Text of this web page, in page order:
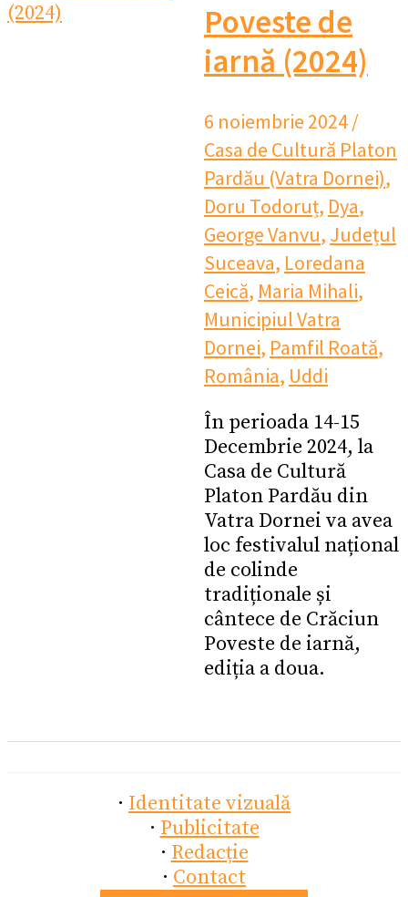
Poveste de
iarnă (2024)
6 noiembrie 2024/
Casa de Cultură Platon
Pardău (Vatra Dornei),
Doru Todoruț, Dya,
George Vanvu, Județul
Suceava, Loredana
Ceică, Maria Mihali,
Municipiul Vatra
Dornei, Pamfil Roată,
România, Uddi
În perioada 14-15
Decembrie 2024, la
Casa de Cultură
Platon Pardău din
Vatra Dornei va avea
loc festivalul național
de colinde
tradiționale și
cântece de Crăciun
Poveste de iarnă,
ediția a doua.
· Identitate vizuală
· Publicitate
· Redacție
· Contact